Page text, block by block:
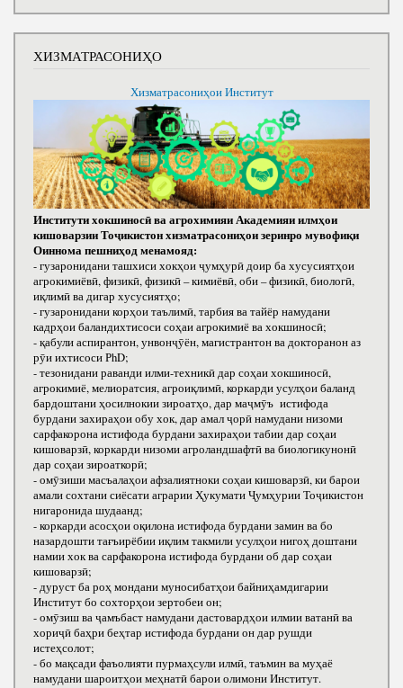
ХИЗМАТРАСОНИҲО
Хизматрасониҳои Институт
Институти хокшиносӣ ва агрохимияи Академияи илмҳои
кишоварзии Тоҷикистон хизматрасониҳои зеринро мувофиқи
Оиннома пешниҳод менамояд:
- гузаронидани ташхиси хокҳои ҷумҳурӣ доир ба хусусиятҳои
агрокимиёвӣ, физикӣ, физикӣ – кимиёвӣ, оби – физикӣ, биологӣ,
иқлимӣ ва дигар хусусиятҳо;
- гузаронидани корҳои таълимӣ, тарбия ва тайёр намудани
кадрҳои баландихтисоси соҳаи агрокимиё ва хокшиносӣ;
- қабули аспирантон, унвонҷӯён, магистрантон ва докторанон аз
рӯи ихтисоси РhD;
- тезонидани раванди илми-техникӣ дар соҳаи хокшиносӣ,
агрокимиё, мелиоратсия, агроиқлимӣ, коркарди усулҳои баланд
бардоштани ҳосилнокии зироатҳо, дар маҷмӯъ истифода
бурдани захираҳои обу хок, дар амал ҷорӣ намудани низоми
сарфакорона истифода бурдани захираҳои табии дар соҳаи
кишоварзӣ, коркарди низоми агроландшафтӣ ва биологикунонӣ
дар соҳаи зироаткорӣ;
- омӯзиши масъалаҳои афзалиятноки соҳаи кишоварзӣ, ки барои
амали сохтани сиёсати аграрии Ҳукумати Ҷумҳурии Тоҷикистон
нигаронида шудаанд;
- коркарди асосҳои оқилона истифода бурдани замин ва бо
назардошти тағъирёбии иқлим такмили усулҳои нигоҳ доштани
намии хок ва сарфакорона истифода бурдани об дар соҳаи
кишоварзӣ;
- дуруст ба роҳ мондани муносибатҳои байниҳамдигарии
Институт бо сохторҳои зертобеи он;
- омӯзиш ва ҷамъбаст намудани дастовардҳои илмии ватанӣ ва
хориҷӣ баҳри беҳтар истифода бурдани он дар рушди
истеҳсолот;
- бо мақсади фаъолияти пурмаҳсули илмӣ, таъмин ва муҳаё
намудани шароитҳои меҳнатӣ барои олимони Институт.